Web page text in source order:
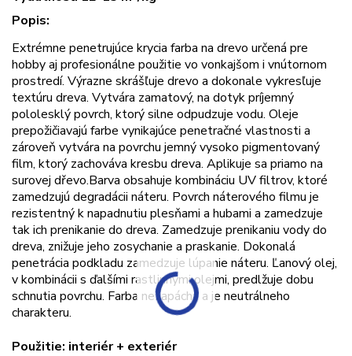
Popis:
Extrémne penetrujúce krycia farba na drevo určená pre
hobby aj profesionálne použitie vo vonkajšom i vnútornom
prostredí. Výrazne skrášľuje drevo a dokonale vykresľuje
textúru dreva. Vytvára zamatový, na dotyk príjemný
pololesklý povrch, ktorý silne odpudzuje vodu. Oleje
prepožičiavajú farbe vynikajúce penetračné vlastnosti a
zároveň vytvára na povrchu jemný vysoko pigmentovaný
film, ktorý zachováva kresbu dreva. Aplikuje sa priamo na
surovej dřevo.Barva obsahuje kombináciu UV filtrov, ktoré
zamedzujú degradácii náteru. Povrch náterového filmu je
rezistentný k napadnutiu plesňami a hubami a zamedzuje
tak ich prenikanie do dreva. Zamedzuje prenikaniu vody do
dreva, znižuje jeho zosychanie a praskanie. Dokonalá
penetrácia podkladu zamedzuje lúpanie náteru. Ľanový olej,
v kombinácii s ďalšími rastlinnými olejmi, predlžuje dobu
schnutia povrchu. Farba nezapácha a je neutrálneho
charakteru.
Použitie: interiér + exteriér